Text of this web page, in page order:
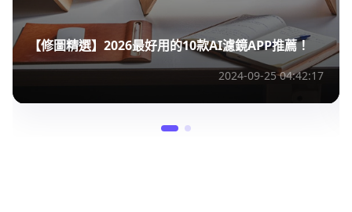
【修圖精選】2026最好用的10款AI濾鏡APP推薦！
2024-09-25 04:42:17